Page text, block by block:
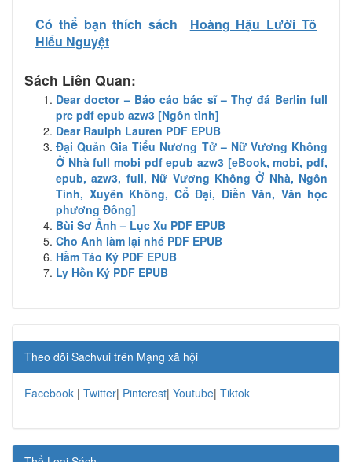
Có thể bạn thích sách
Hoàng Hậu Lười Tô
Hiểu Nguyệt
Sách Liên Quan:
Dear doctor – Báo cáo bác sĩ – Thợ đá Berlin full
prc pdf epub azw3 [Ngôn tình]
Dear Raulph Lauren PDF EPUB
Đại Quản Gia Tiểu Nương Tử – Nữ Vương Không
Ở Nhà full mobi pdf epub azw3 [eBook, mobi, pdf,
epub, azw3, full, Nữ Vương Không Ở Nhà, Ngôn
Tình, Xuyên Không, Cổ Đại, Điền Văn, Văn học
phương Đông]
Bùi Sơ Ảnh – Lục Xu PDF EPUB
Cho Anh làm lại nhé PDF EPUB
Hầm Táo Ký PDF EPUB
Ly Hồn Ký PDF EPUB
Theo dõi Sachvui trên Mạng xã hội
Facebook | Twitter| Pinterest| Youtube| Tiktok